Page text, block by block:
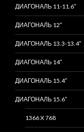
ДИАГОНАЛЬ 11-11.6″
ДИАГОНАЛЬ 12″
ДИАГОНАЛЬ 13.3-13.4″
ДИАГОНАЛЬ 14″
ДИАГОНАЛЬ 15.4″
ДИАГОНАЛЬ 15.6″
1366 X 768